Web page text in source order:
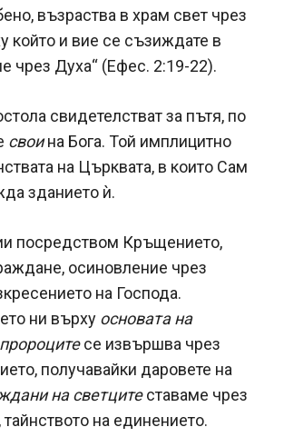
възраства в храм свет чрез
който и вие се съзиждате в
чрез Духа“ (Ефес. 2:19-22).
свидетелстват за пътя, по
своина Бога. Той имплицитно
на Църквата, в които Сам
зданието ѝ.
посредством Кръщението,
осиновление чрез
на Господа.
ни върху основата на
се извършва чрез
получавайки даровете на
на светцитеставаме чрез
тайнството на единението.